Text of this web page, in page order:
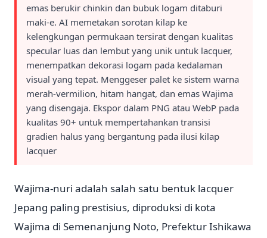
emas berukir chinkin dan bubuk logam ditaburi
maki-e. AI memetakan sorotan kilap ke
kelengkungan permukaan tersirat dengan kualitas
specular luas dan lembut yang unik untuk lacquer,
menempatkan dekorasi logam pada kedalaman
visual yang tepat. Menggeser palet ke sistem warna
merah-vermilion, hitam hangat, dan emas Wajima
yang disengaja. Ekspor dalam PNG atau WebP pada
kualitas 90+ untuk mempertahankan transisi
gradien halus yang bergantung pada ilusi kilap
lacquer
Wajima-nuri adalah salah satu bentuk lacquer
Jepang paling prestisius, diproduksi di kota
Wajima di Semenanjung Noto, Prefektur Ishikawa